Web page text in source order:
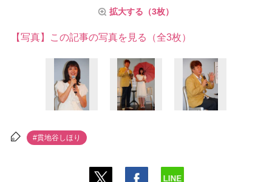
拡大する（3枚）
【写真】この記事の写真を見る（全3枚）
#貫地谷しほり